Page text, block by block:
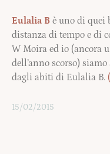
Eulalia B è uno di quei
distanza di tempo e di
W Moira ed io (ancora
dell’anno scorso)
dagli abiti di Eulalia B.
15/02/2015